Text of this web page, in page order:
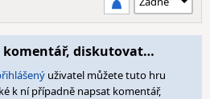
diskutovat…
uživatel můžete tuto hru
k ní případně napsat komentář,